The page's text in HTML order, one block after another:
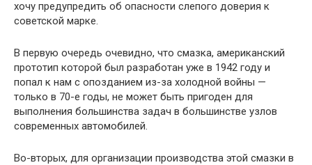
хочу предупредить об опасности слепого доверия к
советской марке.
В первую очередь очевидно, что смазка, американский
прототип которой был разработан уже в 1942 году и
попал к нам с опозданием из-за холодной войны —
только в 70-е годы, не может быть пригоден для
выполнения большинства задач в большинстве узлов
современных автомобилей.
Во-вторых, для организации производства этой смазки в